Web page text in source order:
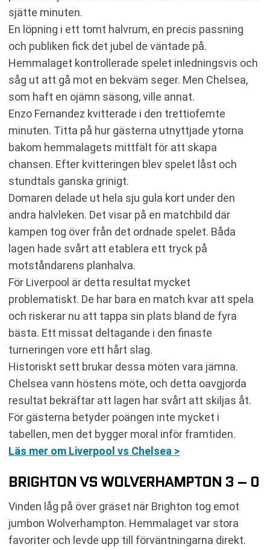
sjätte minuten.
En löpning i ett tomt halvrum, en precis passning
och publiken fick det jubel de väntade på.
Hemmalaget kontrollerade spelet inledningsvis och
såg ut att gå mot en bekväm seger. Men Chelsea,
som haft en ojämn säsong, ville annat.
Enzo Fernandez kvitterade i den trettiofemte
minuten. Titta på hur gästerna utnyttjade ytorna
bakom hemmalagets mittfält för att skapa
chansen. Efter kvitteringen blev spelet låst och
stundtals ganska grinigt.
Domaren delade ut hela sju gula kort under den
andra halvleken. Det visar på en matchbild där
kampen tog över från det ordnade spelet. Båda
lagen hade svårt att etablera ett tryck på
motståndarens planhalva.
För Liverpool är detta resultat mycket
problematiskt. De har bara en match kvar att spela
och riskerar nu att tappa sin plats bland de fyra
bästa. Ett missat deltagande i den finaste
turneringen vore ett hårt slag.
Historiskt sett brukar dessa möten vara jämna.
Chelsea vann höstens möte, och detta oavgjorda
resultat bekräftar att lagen har svårt att skiljas åt.
För gästerna betyder poängen inte mycket i
tabellen, men det bygger moral inför framtiden.
Läs mer om Liverpool vs Chelsea >
BRIGHTON VS WOLVERHAMPTON 3 – 0
Vinden låg på över gräset när Brighton tog emot
jumbon Wolverhampton. Hemmalaget var stora
favoriter och levde upp till förväntningarna direkt.